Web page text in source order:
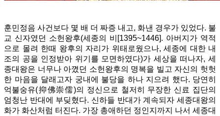
훈민정음 사건보다 몇 배 더 짜증 내고, 화낸 경우가 있었다. 불
교 신자였던 소헌왕후(세종의 비[1395~1446]. 아버지가 역적
으로 몰려 한때 왕후의 자리가 위태로웠으나, 세종에 대한 내
조의 공을 인정받아 위기를 모면하였다)가 세상을 떠나자, 세
종대왕은 너무나 아꼈던 소헌왕후의 명복을 빌고 자신의 헛헛
한 마음을 달래고자 궁내에 불당을 하나 지으려 했다. 당연히
억불숭유(抑佛崇儒)의 정신으로 철저히 무장한 신료 집단의
엄청난 반대에 부딪혔다. 신하들 반대가 계속되자 세종대왕의
화가 화산처럼 터진다. 가장 총애하던 정인지까지 나서 세종대